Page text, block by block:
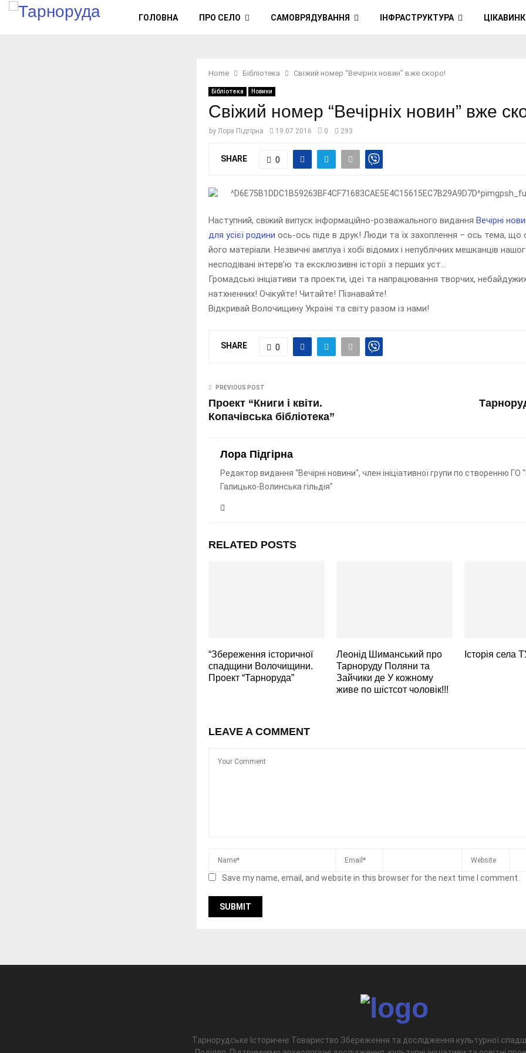
ГОЛОВНА ПРО СЕЛО САМОВРЯДУВАННЯ ІНФРАСТРУКТУРА
Home Бібліотека Свіжий номер “Вечірніх новин” вже скоро!
Бібліотека Новини
Свіжий номер “Вечірніх новин” вже
by Лора Підгірна 19.07.2016 0 293
SHARE 0
Наступний, свіжий випуск інформаційно-розважального видання Вечірні
для усієї родини ось-ось піде в друк! Люди та їх захоплення – ось тема, що
його матеріали. Незвичні амплуа і хобі відомих і непублічних мешканців
несподівані інтерв’ю та ексклюзивні історії з перших уст…
Громадські ініціативи та проекти, ідеї та напрацювання творчих, небайдужих
натхненних! Очікуйте! Читайте! Пізнавайте!
Відкривай Волочищину Україні та світу разом із нами!
SHARE 0
PREVIOUS POST
Проект “Книги і квіти.
Копачівська бібліотека”
Лора Підгірна
Редактор видання "Вечірні новини", член ініціативної групи по створенню ГО
Галицько-Волинська гільдія"
RELATED POSTS
“Збереження історичної
спадщини Волочищини.
Проект “Тарноруда”
Леонід Шиманський про
Тарноруду Поляни та
Зайчики де У кожному
живе по шістсот чоловік!!!
Історія села
LEAVE A COMMENT
Save my name, email, and website in this browser for the next time I comment.
Тарнорудське Історичне Товариство Збереження та дослідження культурної